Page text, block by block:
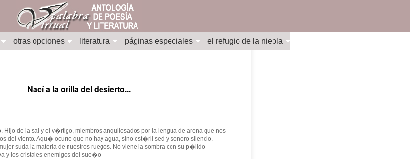
otras opciones literatura páginas especiales el refugio de la niebla
Nací a la orilla del desierto...
Hijo de la sal y el v�rtigo, miembros anquilosados por la lengua de arena que nos
del viento. Aqu� ocurre que no hay agua, sino est�ril sed y sonoro silencio.
suda la materia de nuestros ruegos. No viene la sombra con su p�lido
y los cristales enemigos del sue�o.